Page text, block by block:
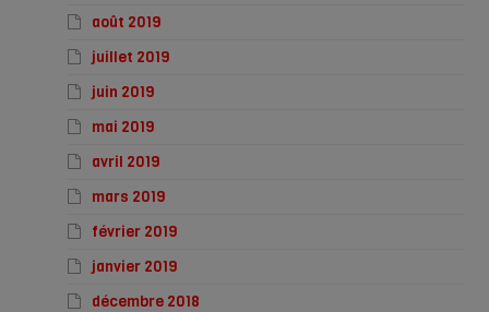
août 2019
juillet 2019
juin 2019
mai 2019
avril 2019
mars 2019
février 2019
janvier 2019
décembre 2018